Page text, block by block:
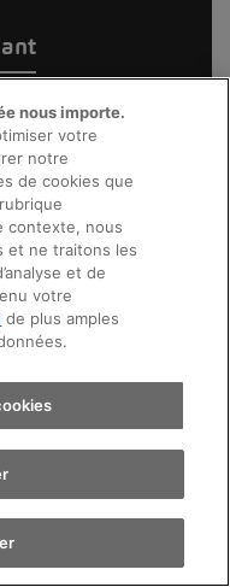
nous importe.
votre
notre
de cookies que
contexte, nous
et ne traitons les
et de
votre
de plus amples